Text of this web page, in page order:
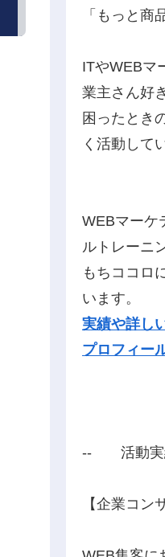
「もっと商
ITやWEBマ
業主さん好
困ったとき
く活動して
WEBマーケ
ルトレーニ
もちココロ
います。
実績や詳し
プロフィー
‐‐ 活動
【企業コン